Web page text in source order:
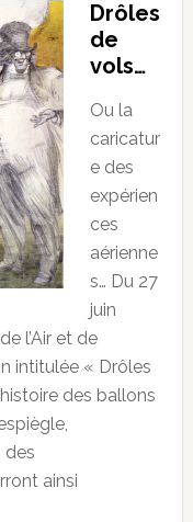
Drôles
de
vols…
Ou la
caricatur
e des
expérien
ces
aérienne
s… Du 27
juin
l’Air et de
intitulée « Drôles
des ballons
des
ainsi